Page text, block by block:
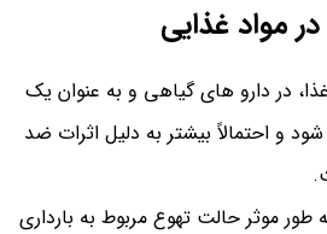
در دارو های گیاهی و به عنوان یک
و احتمالاً بیشتر به دلیل اثرات ضد
موثر حالت تهوع مربوط به بارداری